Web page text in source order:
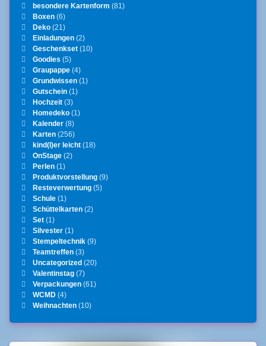
besondere Kartenform (81)
Boxen(6)
Deko(21)
Einladungen(2)
Geschenkset(10)
Goodies (5)
Graupappe(4)
Grundwissen(1)
Gutschein(1)
Hochzeit(3)
Homedeko(1)
Kalender(8)
Karten(256)
kind(l)er leicht(18)
OnStage(2)
Perlen(1)
Produktvorstellung(9)
Resteverwertung(5)
Schule(1)
Schüttelkarten(2)
Set(1)
Silvester(1)
Stempeltechnik(9)
Teamtreffen(3)
Uncategorized (20)
Valentinstag(7)
Verpackungen(61)
WCMD(4)
Weihnachten(10)